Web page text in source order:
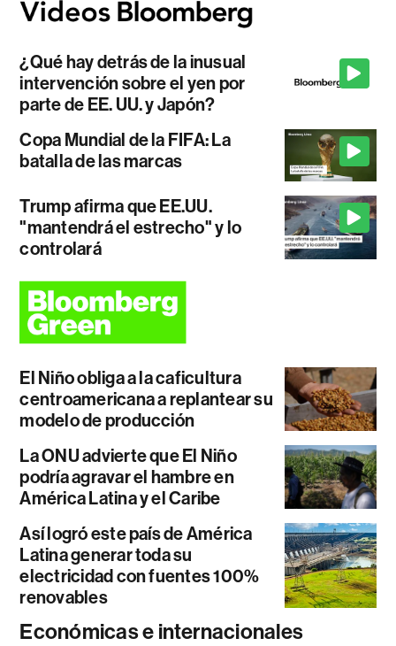
¿Qué hay detrás de la inusual
intervención sobre el yen por
parte de EE. UU. y Japón?
Copa Mundial de la FIFA: La
batalla de las marcas
Trump afirma que EE.UU.
"mantendrá el estrecho" y lo
controlará
El Niño obliga a la caficultura
centroamericana a replantear su
modelo de producción
La ONU advierte que El Niño
podría agravar el hambre en
América Latina y el Caribe
Así logró este país de América
Latina generar toda su
electricidad con fuentes 100%
renovables
Económicas e internacionales